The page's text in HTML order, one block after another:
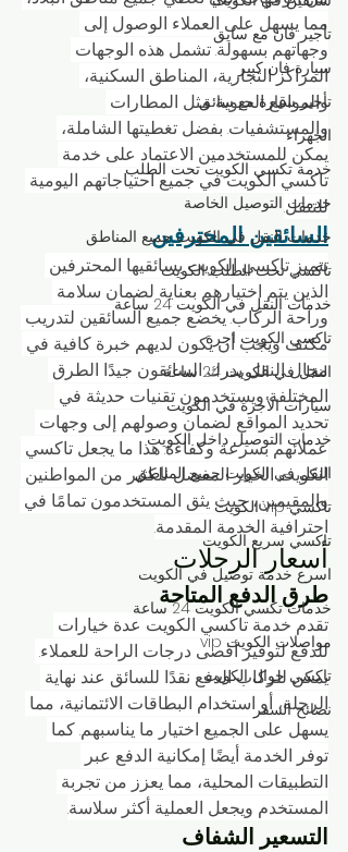
تأجير فان مع سايق
سيارة فان كبير
تأجير سيارة مع سائق
الجهراء
خدمة تكسي الكويت تحت الطلب
خدمات التوصيل الخاصة
خدمات النقل في الكويت جميع المناطق
تاكسي تحت الطلب الكويت
خدمات النقل في الكويت 24 ساعة
تاكسي الكويت اجرة
النقل في الكويت 24 ساعة
سيارات الأجرة في الكويت
خدمات التوصيل داخل الكويت
النقل في الكويت جميع المناطق
تاكسي vip الكويت
تاكسي سريع الكويت
اسرع خدمة توصيل في الكويت
خدمات تكسي الكويت 24 ساعة
مواصلات الكويت vip
تاكسي جوال الكويت
نصائح السفر
مما يسهل على العملاء الوصول إلى
وجهاتهم بسهولة. تشمل هذه الوجهات
المراكز التجارية، المناطق السكنية،
والمواقع الحيوية مثل المطارات
والمستشفيات. بفضل تغطيتها الشاملة،
يمكن للمستخدمين الاعتماد على خدمة
تاكسي الكويت في جميع احتياجاتهم اليومية
للتنقل.
السائقين المحترفين
تتميز تاكسي الكويت بسائقيها المحترفين
الذين يتم اختيارهم بعناية لضمان سلامة
وراحة الركاب. يخضع جميع السائقين لتدريب
مكثف ويجب أن يكون لديهم خبرة كافية في
مجال النقل. يدرك السائقون جيدًا الطرق
المختلفة ويستخدمون تقنيات حديثة في
تحديد المواقع لضمان وصولهم إلى وجهات
عملائهم بسرعة وكفاءة. هذا ما يجعل تاكسي
الكويت الخيار المفضل للكثير من المواطنين
والمقيمين، حيث يثق المستخدمون تمامًا في
احترافية الخدمة المقدمة.
أسعار الرحلات
طرق الدفع المتاحة
تقدم خدمة تاكسي الكويت عدة خيارات
للدفع لتوفير أقصى درجات الراحة للعملاء.
يمكن للركاب الدفع نقدًا للسائق عند نهاية
الرحلة، أو استخدام البطاقات الائتمانية، مما
يسهل على الجميع اختيار ما يناسبهم. كما
توفر الخدمة أيضًا إمكانية الدفع عبر
التطبيقات المحلية، مما يعزز من تجربة
المستخدم ويجعل العملية أكثر سلاسة.
التسعير الشفاف